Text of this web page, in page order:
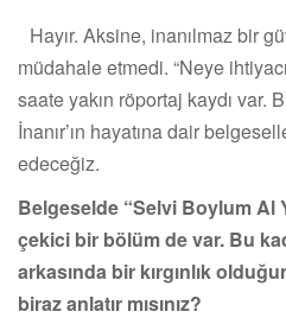
Hayır. Aksine, inanılmaz bir
müdahale etmedi. “Neye
saate yakın röportaj kaydı var.
İnanır’ın hayatına dair
edeceğiz.
Belgeselde “Selvi Boylum Al
çekici bir bölüm de var. Bu
arkasında bir kırgınlık
biraz anlatır mısınız?